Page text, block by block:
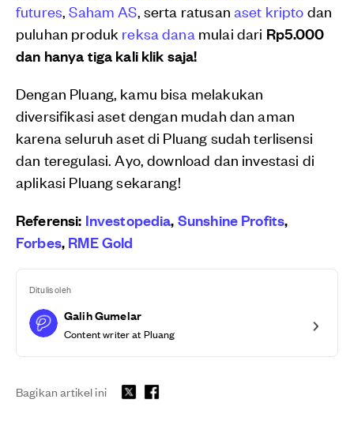
futures,Saham AS, serta ratusan aset kripto dan
puluhan produk reksa dana mulai dari Rp5.000
dan hanya tiga kali klik saja!
Dengan Pluang, kamu bisa melakukan
diversifikasi aset dengan mudah dan aman
karena seluruh aset di Pluang sudah terlisensi
dan teregulasi. Ayo, download dan investasi di
aplikasi Pluang sekarang!
Referensi: Investopedia,Sunshine Profits,
Forbes,RME Gold
Ditulis oleh
Galih Gumelar
Content writer at Pluang
Bagikan artikel ini